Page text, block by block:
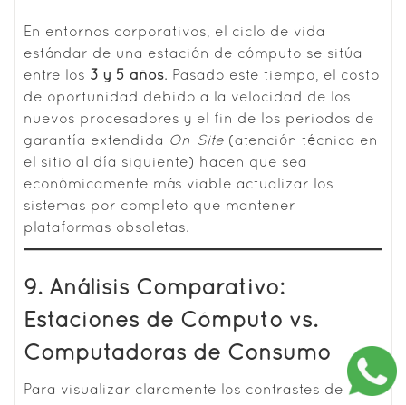
En entornos corporativos, el ciclo de vida
estándar de una estación de cómputo se sitúa
entre los 3 y 5 años. Pasado este tiempo, el costo
de oportunidad debido a la velocidad de los
nuevos procesadores y el fin de los periodos de
garantía extendida
On-Site (atención técnica en
el sitio al día siguiente) hacen que sea
económicamente más viable actualizar los
sistemas por completo que mantener
plataformas obsoletas.
9. Análisis Comparativo:
Estaciones de Cómputo vs.
Computadoras de Consumo
Para visualizar claramente los contrastes de